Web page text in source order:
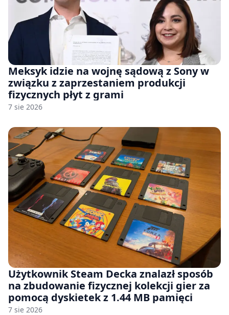
Meksyk idzie na wojnę sądową z Sony w
związku z zaprzestaniem produkcji
fizycznych płyt z grami
7 sie 2026
Użytkownik Steam Decka znalazł sposób
na zbudowanie fizycznej kolekcji gier za
pomocą dyskietek z 1.44 MB pamięci
7 sie 2026